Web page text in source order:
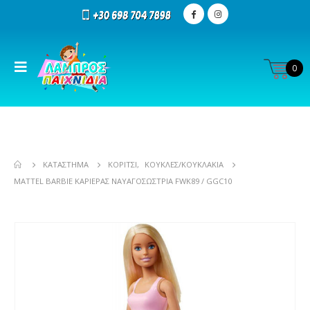
0
ΚΑΤΆΣΤΗΜΑ ΚΟΡΊΤΣΙ,
ΚΟΎΚΛΕΣ/ΚΟΥΚΛΆΚΙΑ
MATTEL BARBIE ΚΑΡΙΈΡΑΣ ΝΑΥΑΓΟΣΏΣΤΡΙΑ FWK89 / GGC10